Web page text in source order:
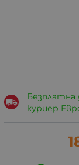
Безплатна
куриер